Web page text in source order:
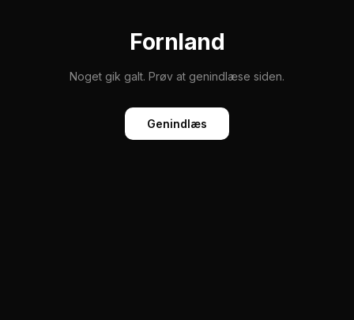
Fornland
Noget gik galt. Prøv at genindlæse siden.
Genindlæs